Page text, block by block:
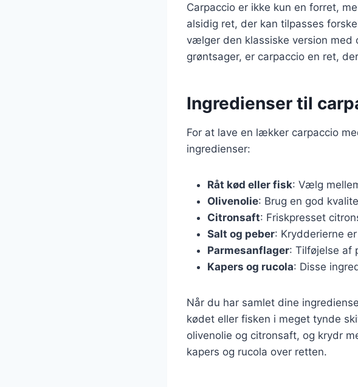
Carpaccio er ikke kun en forret,
alsidig ret, der kan tilpasses
vælger den klassiske version med
grøntsager, er carpaccio en ret,
Ingredienser til
For at lave en lækker carpaccio
ingredienser:
Råt kød eller fisk: Vælg
Olivenolie: Brug en god
Citronsaft: Friskpresset
Salt og peber: Krydderierne
Parmesanflager: Tilføjelse af
Kapers og rucola: Disse
Når du har samlet dine
kødet eller fisken i meget tynde
olivenolie og citronsaft, og krydr
kapers og rucola over retten.